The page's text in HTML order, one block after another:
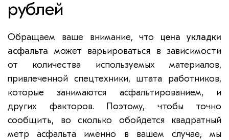
рублей
Обращаем ваше внимание, что цена укладки
асфальта может варьироваться в зависимости
от количества используемых материалов,
привлеченной спецтехники, штата работников,
которые занимаются асфальтированием, и
других факторов. Поэтому, чтобы точно
сообщить, во сколько обойдется квадратный
метр асфальта именно в вашем случае, мы